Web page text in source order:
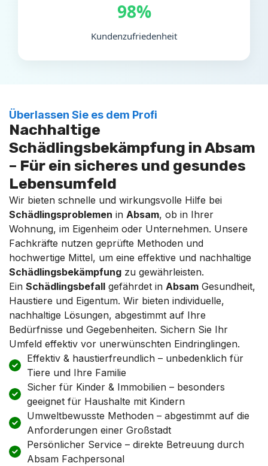
98%
Kundenzufriedenheit
Überlassen Sie es dem Profi
Nachhaltige
Schädlingsbekämpfung in Absam
– Für ein sicheres und gesundes
Lebensumfeld
Wir bieten schnelle und wirkungsvolle Hilfe bei
Schädlingsproblemen in Absam, ob in Ihrer
Wohnung, im Eigenheim oder Unternehmen. Unsere
Fachkräfte nutzen geprüfte Methoden und
hochwertige Mittel, um eine effektive und nachhaltige
Schädlingsbekämpfung zu gewährleisten.
Ein Schädlingsbefall gefährdet in Absam Gesundheit,
Haustiere und Eigentum. Wir bieten individuelle,
nachhaltige Lösungen, abgestimmt auf Ihre
Bedürfnisse und Gegebenheiten. Sichern Sie Ihr
Umfeld effektiv vor unerwünschten Eindringlingen.
Effektiv & haustierfreundlich – unbedenklich für
Tiere und Ihre Familie
Sicher für Kinder & Immobilien – besonders
geeignet für Haushalte mit Kindern
Umweltbewusste Methoden – abgestimmt auf die
Anforderungen einer Großstadt
Persönlicher Service – direkte Betreuung durch
Absam Fachpersonal